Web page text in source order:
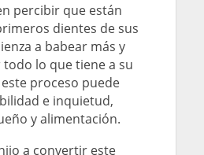
percibir que están
dientes de sus
a babear más y
lo que tiene a su
proceso puede
e inquietud,
y alimentación.
a convertir este